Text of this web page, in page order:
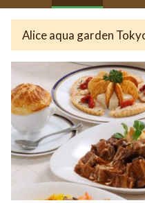
Alice aqua garden